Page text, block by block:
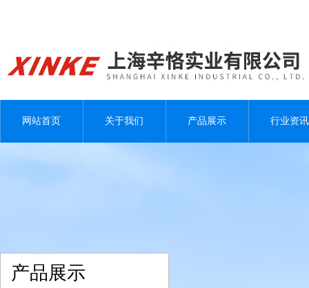
网站首页 关于我们 产品展示 行业资讯
产品展示